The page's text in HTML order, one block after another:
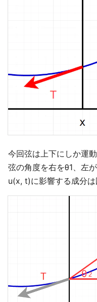
今回弦は上下にしか運
弦の角度を右をθ1、左
u(x, t)に影響する成分は